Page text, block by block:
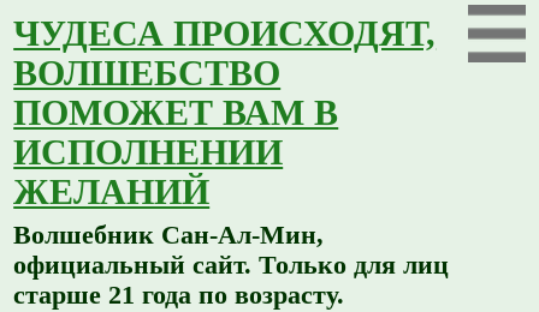
ЧУДЕСА ПРОИСХОДЯТ,
ВОЛШЕБСТВО
ПОМОЖЕТ ВАМ В
ИСПОЛНЕНИИ
ЖЕЛАНИЙ
Волшебник Сан-Ал-Мин,
официальный сайт. Только для лиц
старше 21 года по возрасту.